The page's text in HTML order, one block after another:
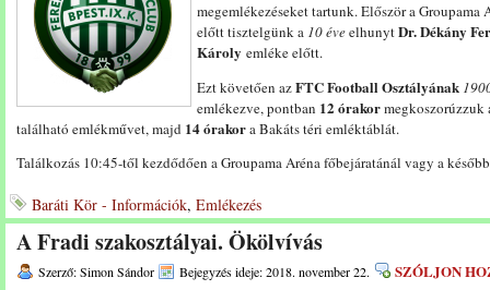
megemlékezéseket tartunk. Először a
előtt tisztelgünk a 10 éveelhunytDr. Dékány
Károly emléke előtt.
Ezt követően azFTC Football Osztályának
emlékezve, pontban 12 órakormegkoszorúzzuk
található emlékművet, majd 14 órakora Bakáts téri emléktáblát.
Találkozás 10:45-től kezdődően a Groupama Aréna főbejáratánál vagy a
Baráti Kör - Információk, Emlékezés
A Fradi szakosztályai. Ökölvívás
Szerző: Simon Sándor Bejegyzés ideje: 2018. november 22.
SZÓLJON